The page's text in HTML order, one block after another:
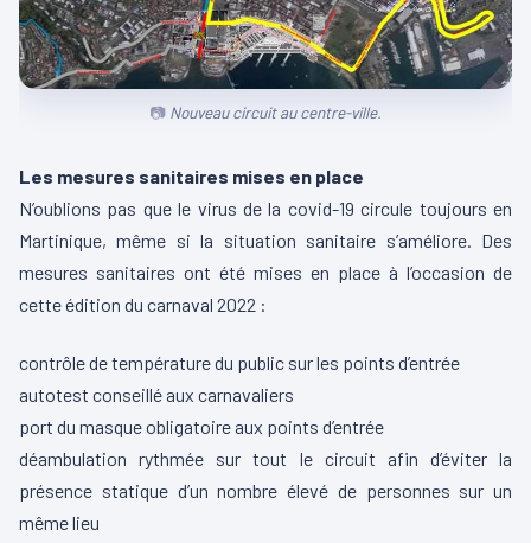
Nouveau circuit au centre-ville.
Les mesures sanitaires mises en place
N’oublions pas que le virus de la covid-19 circule toujours en
Martinique, même si la situation sanitaire s’améliore. Des
mesures sanitaires ont été mises en place à l’occasion de
cette édition du carnaval 2022 :
contrôle de température du public sur les points d’entrée
autotest conseillé aux carnavaliers
port du masque obligatoire aux points d’entrée
déambulation rythmée sur tout le circuit afin d’éviter la
présence statique d’un nombre élevé de personnes sur un
même lieu